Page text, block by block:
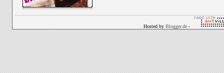
Hosted by Blogger.de -